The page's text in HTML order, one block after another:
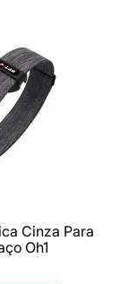
Cinza Para
Oh1